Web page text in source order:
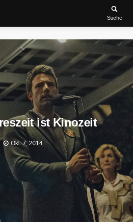
Suche
ist Kinozeit
Okt. 7, 2014